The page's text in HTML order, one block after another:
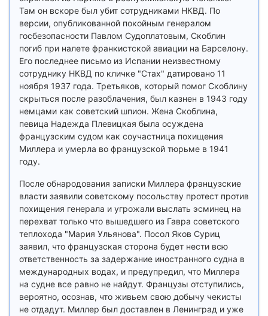
Там он вскоре был убит сотрудниками НКВД. По
версии, опубликованной покойным генералом
госбезопасности Павлом Судоплатовым, Скоблин
погиб при налете франкистской авиации на Барселону.
Его последнее письмо из Испании неизвестному
сотруднику НКВД по кличке "Стах" датировано 11
ноября 1937 года. Третьяков, который помог Скоблину
скрыться после разоблачения, был казнен в 1943 году
немцами как советский шпион. Жена Скоблина,
певица Надежда Плевицкая была осуждена
французским судом как соучастница похищения
Миллера и умерла во французской тюрьме в 1941
году.
После обнародования записки Миллера французские
власти заявили советскому посольству протест против
похищения генерала и угрожали выслать эсминец на
перехват только что вышедшего из Гавра советского
теплохода "Мария Ульянова". Посол Яков Суриц
заявил, что французская сторона будет нести всю
ответственность за задержание иностранного судна в
международных водах, и предупредил, что Миллера
на судне все равно не найдут. Французы отступились,
вероятно, осознав, что живьем свою добычу чекисты
не отдадут. Миллер был доставлен в Ленинград и уже